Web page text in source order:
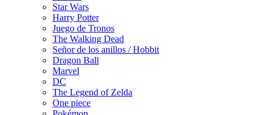
Star Wars
Harry Potter
Juego de Tronos
The Walking Dead
Señor de los anillos / Hobbit
Dragon Ball
Marvel
DC
The Legend of Zelda
One piece